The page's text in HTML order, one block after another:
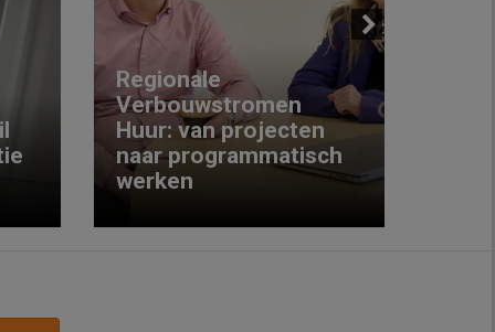
Regionale
Verbouwstromen
Huur: van projecten
naar programmatisch
werken
Next